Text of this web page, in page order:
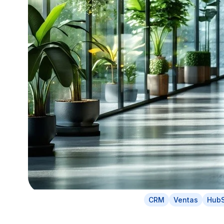
CRM Ventas